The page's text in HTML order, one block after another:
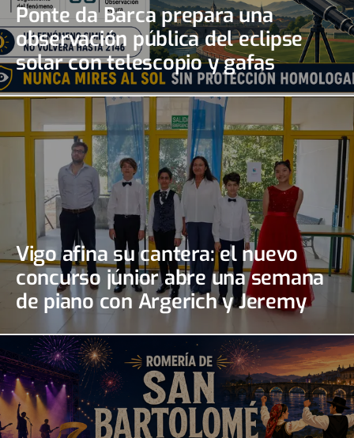
Ponte da Barca prepara una
observación pública del eclipse
solar con telescopio y gafas
certificadas
Vigo afina su cantera: el nuevo
concurso júnior abre una semana
de piano con Argerich y Jeremy
Irons